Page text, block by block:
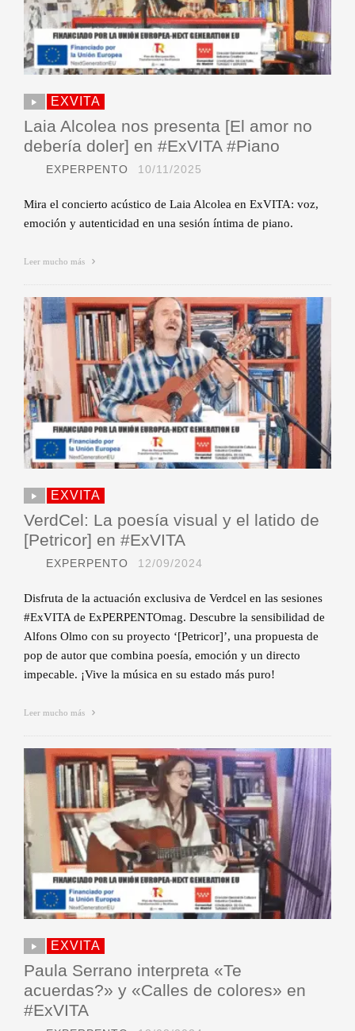
EXVITA
Laia Alcolea nos presenta [El amor no
debería doler] en #ExVITA #Piano
EXPERPENTO 10/11/2025
Mira el concierto acústico de Laia Alcolea en ExVITA: voz,
emoción y autenticidad en una sesión íntima de piano.
Leer mucho más
EXVITA
VerdCel: La poesía visual y el latido de
[Petricor] en #ExVITA
EXPERPENTO 12/09/2024
Disfruta de la actuación exclusiva de Verdcel en las sesiones
#ExVITA de ExPERPENTOmag. Descubre la sensibilidad de
Alfons Olmo con su proyecto ‘[Petricor]’, una propuesta de
pop de autor que combina poesía, emoción y un directo
impecable. ¡Vive la música en su estado más puro!
Leer mucho más
EXVITA
Paula Serrano interpreta «Te
acuerdas?» y «Calles de colores» en
#ExVITA